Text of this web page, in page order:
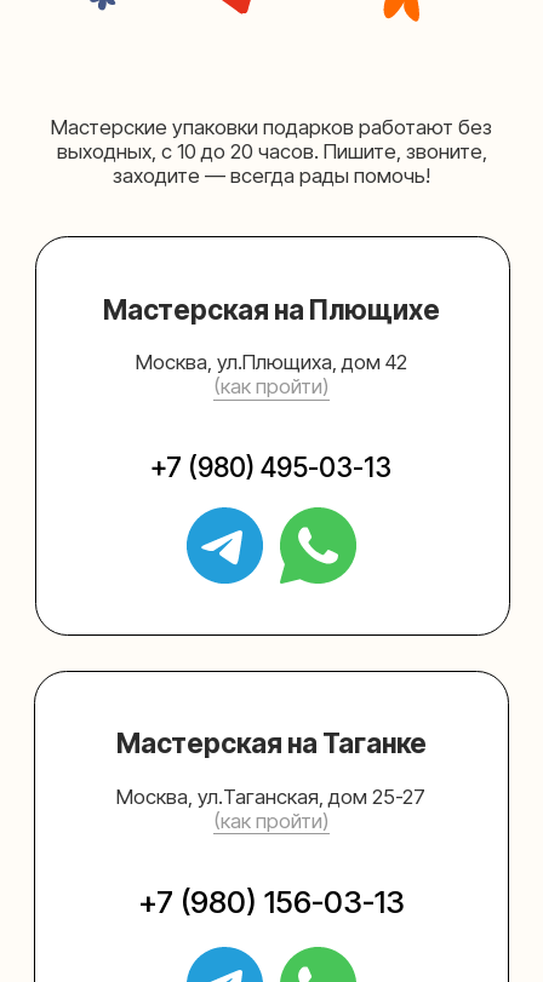
help@upakovali.online
Услуги Блог
Каталог
Упаковать подарок
В личный кабинет